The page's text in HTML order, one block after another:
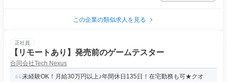
この企業の類似求人を見る
正社員
【リモートあり】発売前のゲームテスター
合同会社Tech Nexus
未経験OK！月給30万円以上♪年間休日135日！在宅勤務も可★クオ